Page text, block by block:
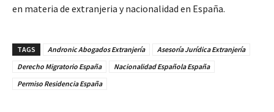
en materia de extranjeria y nacionalidad en España.
TAGS Andronic Abogados Extranjería
Asesoría Jurídica Extranjería
Derecho Migratorio España
Nacionalidad Española España
Permiso Residencia España